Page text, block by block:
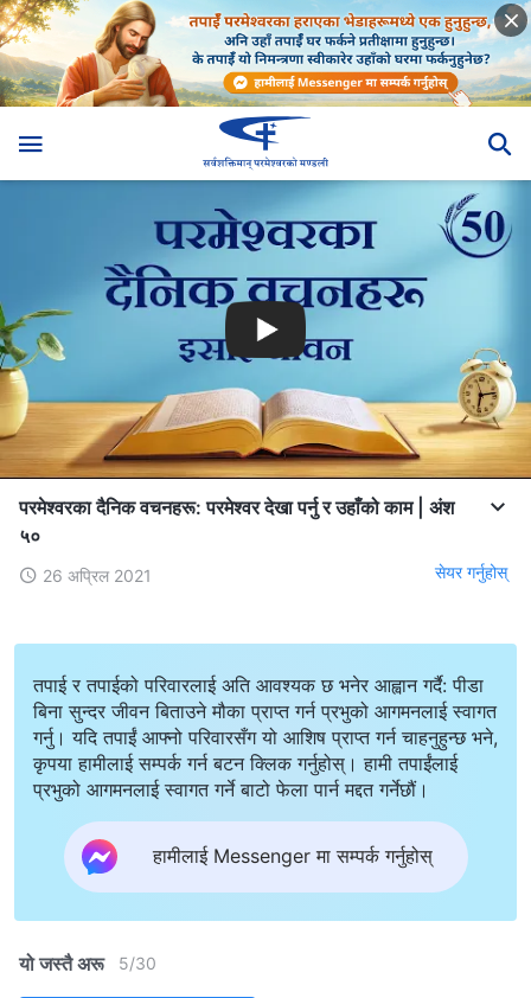
परमेश्‍वरका दैनिक वचनहरू: परमेश्‍वर देखा पर्नु र उहाँको काम | अंश
५०
26 अप्रिल 2021 सेयर गर्नुहोस्
तपाई र तपाईको परिवारलाई अति आवश्यक छ भनेर आह्वान गर्दै: पीडा
बिना सुन्दर जीवन बिताउने मौका प्राप्त गर्न प्रभुको आगमनलाई स्वागत
गर्नु। यदि तपाईं आफ्नो परिवारसँग यो आशिष प्राप्त गर्न चाहनुहुन्छ भने,
कृपया हामीलाई सम्पर्क गर्न बटन क्लिक गर्नुहोस्। हामी तपाईंलाई
प्रभुको आगमनलाई स्वागत गर्ने बाटो फेला पार्न मद्दत गर्नेछौं।
हामीलाई Messenger मा सम्पर्क गर्नुहोस्
यो जस्तै अरू 5/30